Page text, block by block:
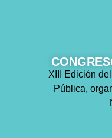
XIII Edición
Pública,